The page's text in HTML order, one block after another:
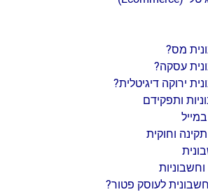
מס?
עסקה?
ירוקה דיגיטלית?
ותפקידם
וחוקית
וחשבוניות
לעוסק פטור?